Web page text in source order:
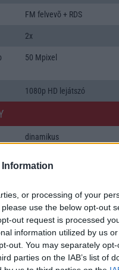
Information
or processing of your
use the below opt-out
out request is processed
information utilized by us
out. You may separately
parties on the IAB’s list of
FM felvevõ + RDS
2x
50 Mpixel
1080p HD lejátszó
dinamikus
T-Flash/microSD
Van